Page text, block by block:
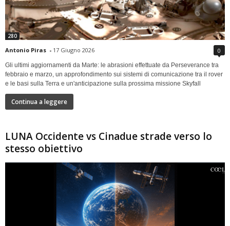
280
Antonio Piras - 17 Giugno 2026 0
Gli ultimi aggiornamenti da Marte: le abrasioni effettuate da Perseverance tra
febbraio e marzo, un approfondimento sui sistemi di comunicazione tra il rover
e le basi sulla Terra e un'anticipazione sulla prossima missione Skyfall
Continua a leggere
LUNA Occidente vs Cinadue strade verso lo
stesso obiettivo